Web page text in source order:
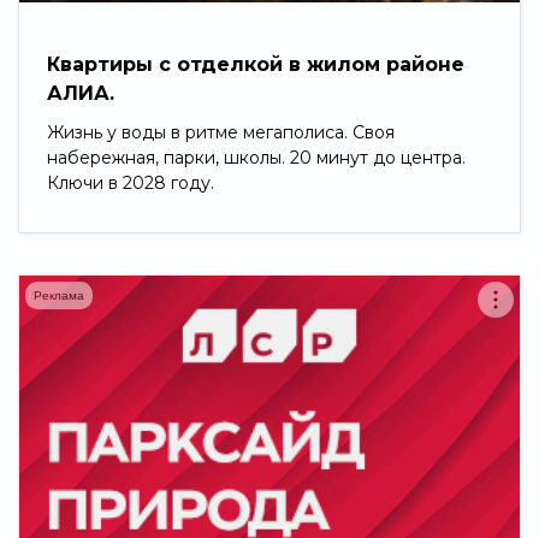
Квартиры с отделкой в жилом районе
АЛИА.
Жизнь у воды в ритме мегаполиса. Своя
набережная, парки, школы. 20 минут до центра.
Ключи в 2028 году.
Реклама